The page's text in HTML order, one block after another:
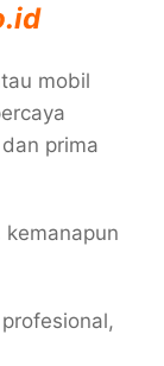
mobil
prima